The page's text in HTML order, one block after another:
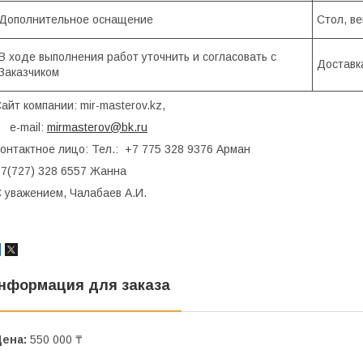
Дополнительное оснащение Стол,
ходе выполнения работ уточнить и согласовать с
компании: mir-masterov.kz,
e-mail: mirmasterov@bk.ru
лицо: Тел.: +7 775 328 9376 Арман
328 6557 Жанна
уважением, Чалабаев А.И.
для заказа
550 000 ₸